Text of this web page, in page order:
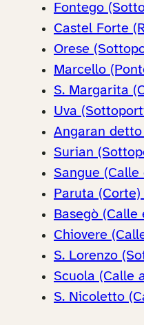
Fontego
Castel Forte
Orese
Marcello
S. Margarita
Uva
Angaran
Surian
Sangue
Paruta
Basegò
Chiovere
S. Lorenzo
Scuola (Calle
S. Nicoletto